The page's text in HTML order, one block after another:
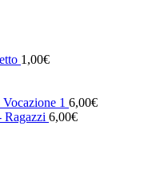
1,00€
1 6,00€
Ragazzi 6,00€